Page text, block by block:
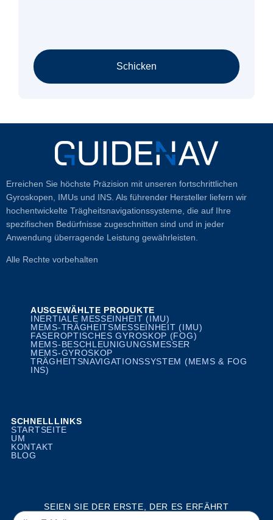
Schicken
Erreichen Sie höchste Präzision mit unseren fortschrittlichen
Gyroskopen, IMUs und INS. Als führender Hersteller liefern wir
hochentwickelte Trägheitsnavigationssysteme, die auf Ihre
spezifischen Bedürfnisse zugeschnitten sind und in jeder
Anwendung überragende Leistung gewährleisten.
Alle Rechte vorbehalten
AUSGEWÄHLTE PRODUKTE
INERTIALE MESSEINHEIT (IMU)
MEMS-TRÄGHEITSMESSEINHEIT (IMU)
FASEROPTISCHES GYROSKOP (FOG)
MEMS-BESCHLEUNIGUNGSMESSER
MEMS-GYROSKOP
TRÄGHEITSNAVIGATIONSSYSTEM (MEMS & FOG
INS)
SCHNELLLINKS
STARTSEITE
UM
KONTAKT
BLOG
SEIEN SIE DER ERSTE, DER ES ERFÄHRT